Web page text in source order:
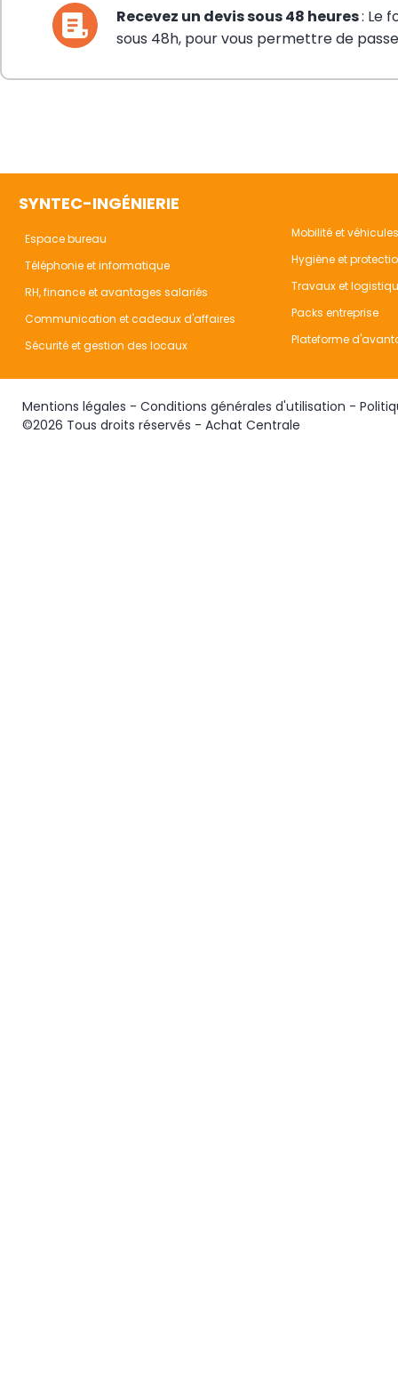
Recevez un devis sous 48 heures: Le
sous 48h, pour vous permettre de
SYNTEC-INGÉNIERIE
Espace bureau
Téléphonie et informatique
RH, finance et avantages salariés
Communication et cadeaux d'affaires
Sécurité et gestion des locaux
Mobilité et véhicules
Hygiène et
Travaux et
Packs entreprise
Plateforme
Mentions légales - Conditions générales d'utilisation -
©2026 Tous droits réservés - Achat Centrale